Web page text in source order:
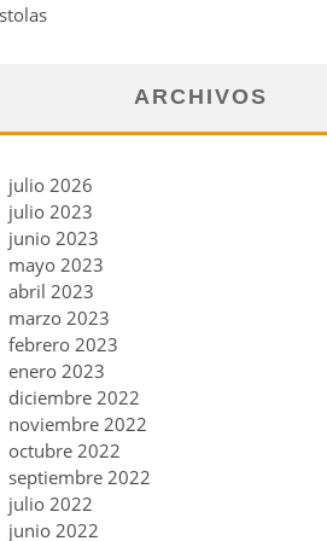
ARCHIVOS
julio 2026
julio 2023
junio 2023
mayo 2023
abril 2023
marzo 2023
febrero 2023
enero 2023
diciembre 2022
noviembre 2022
octubre 2022
septiembre 2022
julio 2022
junio 2022